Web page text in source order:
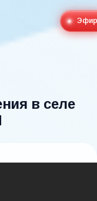
Эфир
в селе